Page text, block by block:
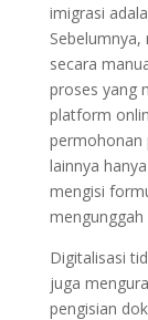
imigrasi
secara
proses yang
platform
permohonan
lainnya
mengisi
mengunggah
Digitalisasi
juga
pengisian